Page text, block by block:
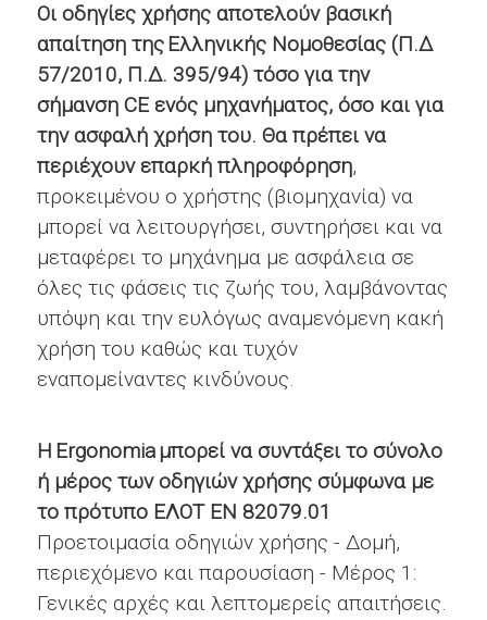
Οι οδηγίες χρήσης αποτελούν βασική
απαίτηση της Ελληνικής Νομοθεσίας(Π.Δ
57/2010, Π.Δ. 395/94) τόσο για την
σήμανση CE ενός μηχανήματος, όσο και για
την ασφαλή χρήση του. Θα πρέπει να
περιέχουν επαρκή πληροφόρηση,
προκειμένου ο χρήστης (βιομηχανία) να
μπορεί να λειτουργήσει, συντηρήσει και να
μεταφέρει το μηχάνημα με ασφάλεια σε
όλες τις φάσεις τις ζωής του, λαμβάνοντας
υπόψη και την ευλόγως αναμενόμενη κακή
χρήση του καθώς και τυχόν
εναπομείναντες κινδύνους.
Η Ergonomiaμπορεί να συντάξει το σύνολο
ή μέρος των οδηγιών χρήσης σύμφωνα με
το πρότυπο ΕΛΟΤ ΕΝ 82079.01
Προετοιμασία οδηγιών χρήσης - Δομή,
περιεχόμενο και παρουσίαση - Μέρος 1:
Γενικές αρχές και λεπτομερείς απαιτήσεις.